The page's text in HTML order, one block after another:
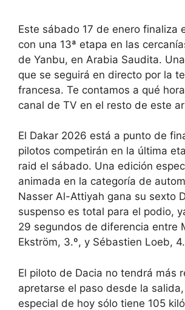
Este sábado 17 de enero finaliza
con una 13ª etapa en las
de Yanbu, en Arabia Saudita.
que se seguirá en directo por la
francesa. Te contamos a qué
canal de TV en el resto de este
El Dakar 2026 está a punto de
pilotos competirán en la última
raid el sábado. Una edición
animada en la categoría de
Nasser Al-Attiyah gana su sexto
suspenso es total para el podio,
29 segundos de diferencia entre
Ekström, 3.º, y Sébastien Loeb,
El piloto de Dacia no tendrá más
apretarse el paso desde la
especial de hoy sólo tiene 105